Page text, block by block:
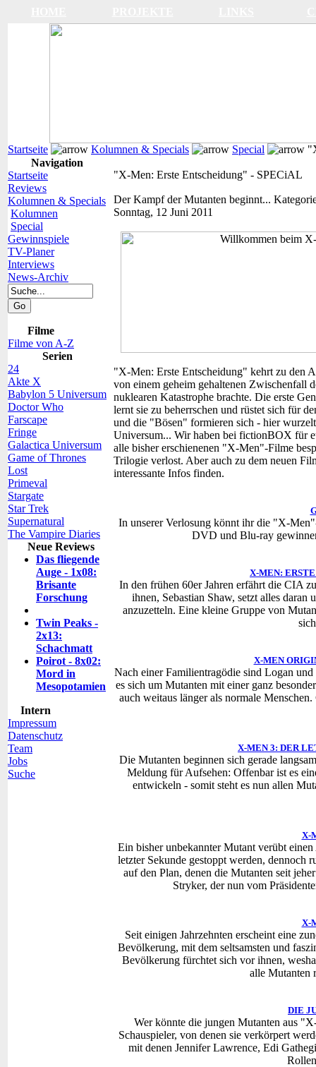
Startseite Kolumnen & Specials Special
Navigation
Startseite
Reviews
Kolumnen & Specials
Kolumnen
Special
Gewinnspiele
TV-Planer
Interviews
News-Archiv
Filme
Filme von A-Z
Serien
24
Akte X
Babylon 5 Universum
Doctor Who
Farscape
Fringe
Galactica Universum
Game of Thrones
Lost
Primeval
Stargate
Star Trek
Supernatural
The Vampire Diaries
Neue Reviews
Das fliegende
Auge - 1x08:
Brisante
Forschung
Twin Peaks -
2x13:
Schachmatt
Poirot - 8x02:
Mord in
Mesopotamien
Intern
Impressum
Datenschutz
Team
Jobs
Suche
"X-Men: Erste Entscheidung" - SPECiAL
Der Kampf der Mutanten beginnt...
Sonntag, 12 Juni 2011
"X-Men: Erste Entscheidung" kehrt zu den
von einem geheim gehaltenen Zwischenfall
nuklearen Katastrophe brachte. Die erste
lernt sie zu beherrschen und rüstet sich für
und die "Bösen" formieren sich - hier
Universum... Wir haben bei fictionBOX für
alle bisher erschienenen "X-Men"-Filme
Trilogie verlost. Aber auch zu dem neuen
interessante Infos finden.
In unserer Verlosung könnt ihr die "X-
DVD und Blu-ray
X-MEN:
In den frühen 60er Jahren erfährt die CIA
ihnen, Sebastian Shaw, setzt alles
anzuzetteln. Eine kleine Gruppe von
X-MEN
Nach einer Familientragödie sind Logan
es sich um Mutanten mit einer ganz
auch weitaus länger als normale
X-MEN 3: DER
Die Mutanten beginnen sich gerade
Meldung für Aufsehen: Offenbar ist es
entwickeln - somit steht es nun allen
X-
Ein bisher unbekannter Mutant verübt
letzter Sekunde gestoppt werden, dennoch
auf den Plan, denen die Mutanten seit
Stryker, der nun vom
X-
Seit einigen Jahrzehnten erscheint eine
Bevölkerung, mit dem seltsamsten und
Bevölkerung fürchtet sich vor ihnen,
alle Mutanten
DIE
Wer könnte die jungen Mutanten aus
Schauspieler, von denen sie verkörpert
mit denen Jennifer Lawrence, Edi